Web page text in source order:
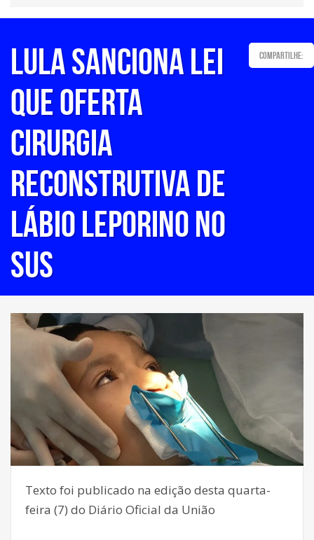
Lula sanciona lei
que oferta
cirurgia
reconstrutiva de
lábio leporino no
SUS
Compartilhe:
Texto foi publicado na edição desta quarta-
feira (7) do Diário Oficial da União